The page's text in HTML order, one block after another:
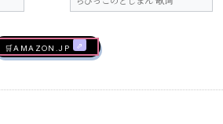
🛒AMAZON.jp